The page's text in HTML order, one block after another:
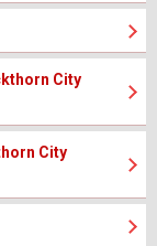
City
City